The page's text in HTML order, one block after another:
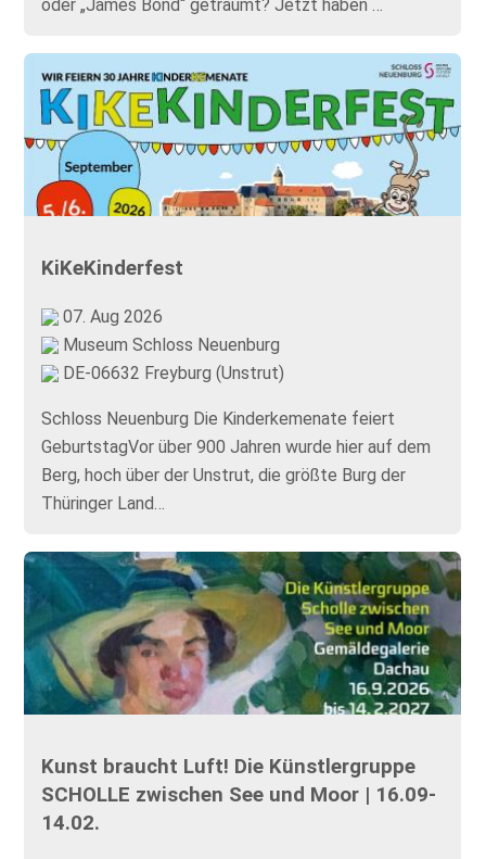
oder „James Bond“ geträumt? Jetzt haben …
KiKeKinderfest
07. Aug 2026
Museum Schloss Neuenburg
DE-06632 Freyburg (Unstrut)
Schloss Neuenburg Die Kinderkemenate feiert
GeburtstagVor über 900 Jahren wurde hier auf dem
Berg, hoch über der Unstrut, die größte Burg der
Thüringer Land…
Kunst braucht Luft! Die Künstlergruppe
SCHOLLE zwischen See und Moor | 16.09-
14.02.